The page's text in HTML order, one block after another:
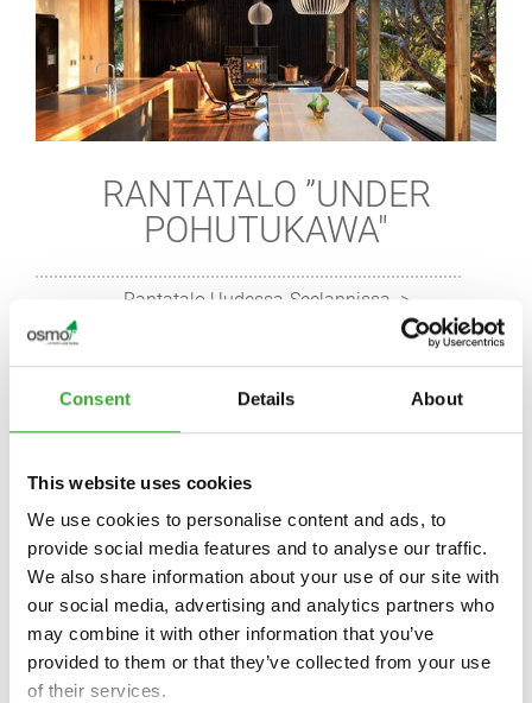
Consent Details About
This website uses cookies
We use cookies to personalise content and ads, to
provide social media features and to analyse our traffic.
We also share information about your use of our site with
our social media, advertising and analytics partners who
may combine it with other information that you’ve
provided to them or that they’ve collected from your use
of their services.
RANTATALO ”UNDER
POHUTUKAWA"
Rantatalo Uudessa-Seelannissa